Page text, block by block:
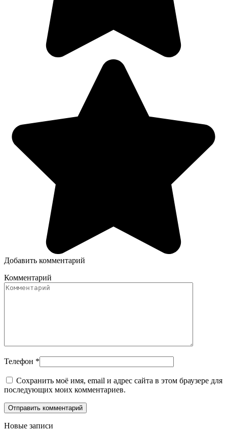
Добавить комментарий
Комментарий
Телефон *
Сохранить моё имя, email и адрес сайта в этом браузере для
последующих моих комментариев.
Новые записи